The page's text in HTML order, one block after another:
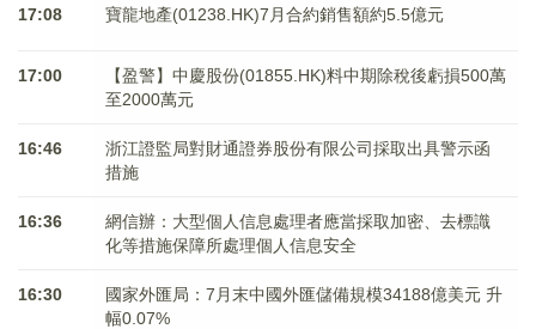
17:08 寶龍地產(01238.HK)7月合約銷售額約5.5億元
17:00
【盈警】中慶股份(01855.HK)料中期除稅後虧損500萬
至2000萬元
16:46
浙江證監局對財通證券股份有限公司採取出具警示函
措施
16:36
網信辦：大型個人信息處理者應當採取加密、去標識
化等措施保障所處理個人信息安全
16:30
國家外匯局：7月末中國外匯儲備規模34188億美元 升
幅0.07%